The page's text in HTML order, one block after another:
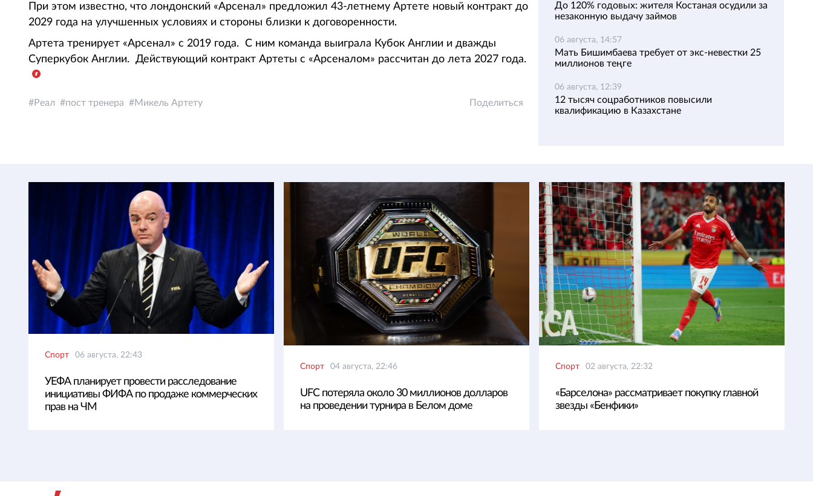
При этом известно, что лондонский «Арсенал» предложил 43-летнему Артете новый контракт до
2029 года на улучшенных условиях и стороны близки к договоренности.
Артета тренирует «Арсенал» с 2019 года. С ним команда выиграла Кубок Англии и дважды
Суперкубок Англии. Действующий контракт Артеты с «Арсеналом» рассчитан до лета 2027 года.
Реал пост тренера Микель Артету Поделиться
До 120% годовых: жителя Костаная осудили за
незаконную выдачу займов
06 августа, 14:57
Мать Бишимбаева требует от экс-невестки 25
миллионов теңге
06 августа, 12:39
12 тысяч соцработников повысили
квалификацию в Казахстане
Спорт 06 августа, 22:43
УЕФА планирует провести расследование
инициативы ФИФА по продаже коммерческих
прав на ЧМ
Спорт 04 августа, 22:46
UFC потеряла около 30 миллионов долларов
на проведении турнира в Белом доме
Спорт 02 августа, 22:32
«Барселона» рассматривает покупку главной
звезды «Бенфики»